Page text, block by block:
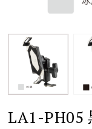
LA1-PH05